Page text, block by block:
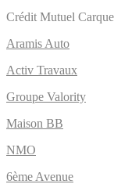
Crédit Mutuel
Aramis Auto
Activ Travaux
Groupe Valority
Maison BB
NMO
6ème Avenue